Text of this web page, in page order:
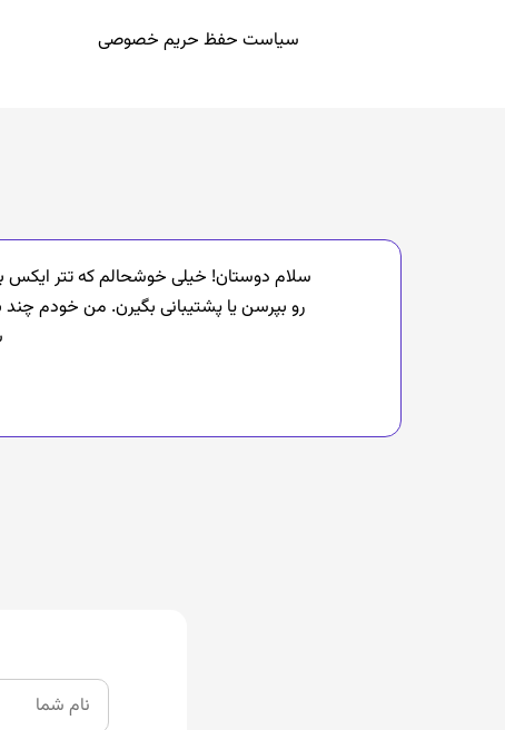
سیاست حفظ حریم خصوصی
سلام دوستان! خیلی خوشحالم که تتر ایکس
رو بپرسن یا پشتیبانی بگیرن. من خودم چند